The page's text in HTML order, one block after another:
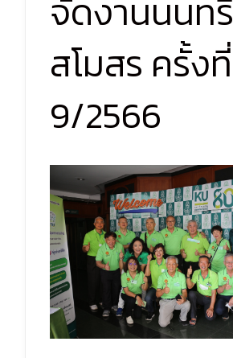
จัดงานนนทรี
สโมสร ครั้งที่
9/2566